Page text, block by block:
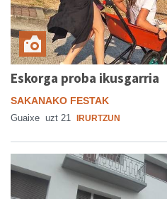
Eskorga proba ikusgarria
SAKANAKO FESTAK
Guaixe uzt 21 IRURTZUN